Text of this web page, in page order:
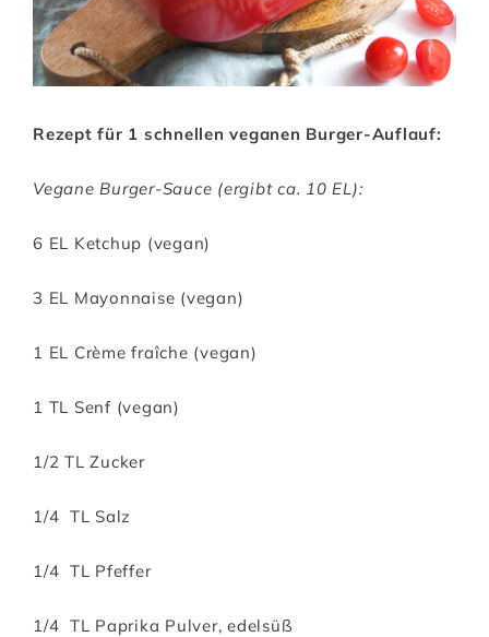
Rezept für 1 schnellen veganen Burger-Auflauf:
Vegane Burger-Sauce (ergibt ca. 10 EL):
6 EL Ketchup (vegan)
3 EL Mayonnaise (vegan)
1 EL Crème fraîche (vegan)
1 TL Senf (vegan)
1/2 TL Zucker
1/4 TL Salz
1/4 TL Pfeffer
1/4 TL Paprika Pulver, edelsüß